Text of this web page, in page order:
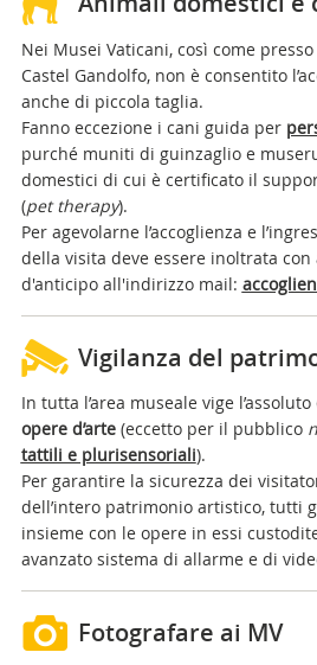
Nei Musei Vaticani, così come
Castel Gandolfo, non è consentito
anche di piccola taglia.
Fanno eccezione i cani guida per
purché muniti di guinzaglio e
domestici di cui è certificato il
(pet therapy).
Per agevolarne l’accoglienza e
della visita deve essere inoltrata
d'anticipo all'indirizzo mail:
Vigilanza del
In tutta l’area museale vige l’assoluto
opere d’arte(eccetto per il pubblico
tattili e plurisensoriali).
Per garantire la sicurezza dei
dell’intero patrimonio artistico, tutti
insieme con le opere in essi
avanzato sistema di allarme e di
Fotografare ai MV